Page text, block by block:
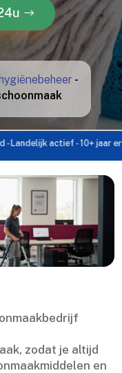
-
actief - 10+ jaar
zodat je altijd
en